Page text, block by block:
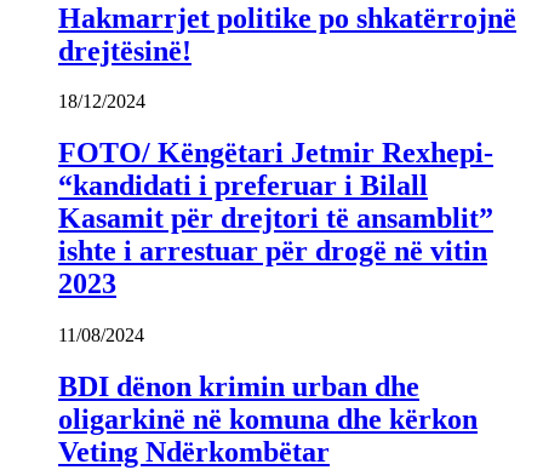
Hakmarrjet politike po shkatërrojnë
drejtësinë!
18/12/2024
FOTO/ Këngëtari Jetmir Rexhepi-
“kandidati i preferuar i Bilall
Kasamit për drejtori të ansamblit”
ishte i arrestuar për drogë në vitin
2023
11/08/2024
BDI dënon krimin urban dhe
oligarkinë në komuna dhe kërkon
Veting Ndërkombëtar